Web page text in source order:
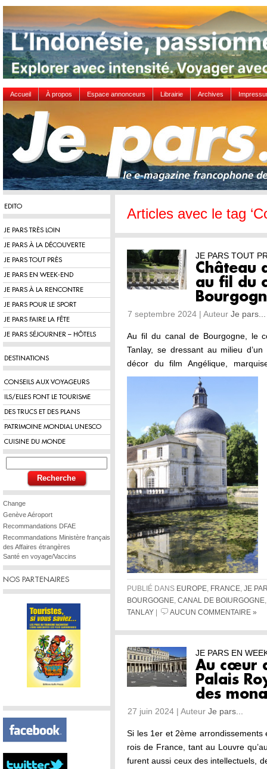
Accueil À propos Espace annonceurs Librairie Archives
EDITO
JE PARS TRÈS LOIN
JE PARS À LA DÉCOUVERTE
JE PARS TOUT PRÈS
JE PARS EN WEEK-END
JE PARS À LA RENCONTRE
JE PARS POUR LE SPORT
JE PARS FAIRE LA FÊTE
JE PARS SÉJOURNER – HÔTELS
DESTINATIONS
CONSEILS AUX VOYAGEURS
ILS/ELLES FONT LE TOURISME
DES TRUCS ET DES PLANS
PATRIMOINE MONDIAL UNESCO
CUISINE DU MONDE
Change
Genève Aéroport
Recommandations DFAE
Recommandations Ministère français
des Affaires étrangères
Santé en voyage/Vaccins
NOS PARTENAIRES
Articles avec le tag
JE PARS TOUT
Château
au fil du
7 septembre 2024 | Auteur Je pars...
Au fil du canal de Bourgogne, le
Tanlay, se dressant au milieu
décor du film Angélique,
PUBLIÉ DANS EUROPE FRANCE JE
BOURGOGNE CANAL DE BOIURGOGNE
TANLAY
AUCUN COMMENTAIRE »
JE PARS EN
Au cœur
Palais
des
27 juin 2024 | Auteur Je pars...
Si les 1er et 2ème
rois de France, tant au Louvre
furent aussi ceux des intellectuels,